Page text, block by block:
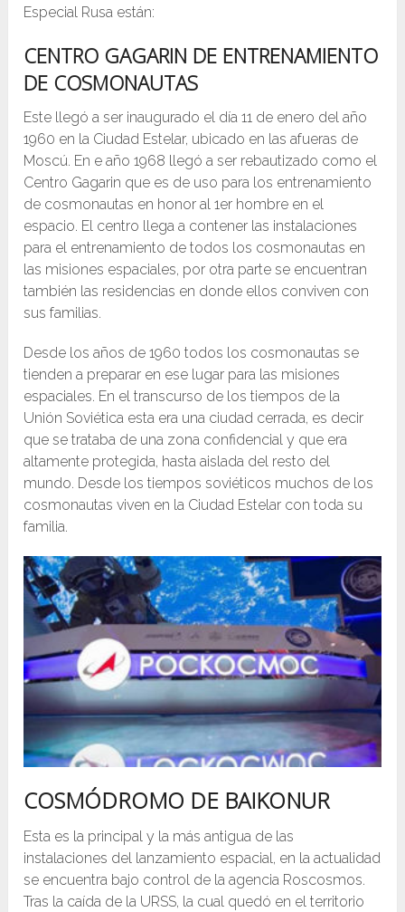
Especial Rusa están:
CENTRO GAGARIN DE ENTRENAMIENTO
DE COSMONAUTAS
Este llegó a ser inaugurado el día 11 de enero del año
1960 en la Ciudad Estelar, ubicado en las afueras de
Moscú. En e año 1968 llegó a ser rebautizado como el
Centro Gagarin que es de uso para los entrenamiento
de cosmonautas en honor al 1er hombre en el
espacio. El centro llega a contener las instalaciones
para el entrenamiento de todos los cosmonautas en
las misiones espaciales, por otra parte se encuentran
también las residencias en donde ellos conviven con
sus familias.
Desde los años de 1960 todos los cosmonautas se
tienden a preparar en ese lugar para las misiones
espaciales. En el transcurso de los tiempos de la
Unión Soviética esta era una ciudad cerrada, es decir
que se trataba de una zona confidencial y que era
altamente protegida, hasta aislada del resto del
mundo. Desde los tiempos soviéticos muchos de los
cosmonautas viven en la Ciudad Estelar con toda su
familia.
COSMÓDROMO DE BAIKONUR
Esta es la principal y la más antigua de las
instalaciones del lanzamiento espacial, en la actualidad
se encuentra bajo control de la agencia Roscosmos.
Tras la caída de la URSS, la cual quedó en el territorio